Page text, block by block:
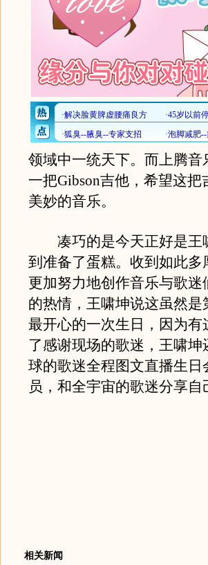
领域中一统天下。而上腾
一把Gibson吉他，希望这
美妙的音乐。
凑巧的是今天正好是王
到准备了蛋糕。收到如此
更加努力地创作音乐与歌
的热情，王啸坤说这虽然
最开心的一次生日，因为
了感谢现场的歌迷，王啸
球的歌迷全程图文直播生
员，和全宇宙的歌迷分享自
相关新闻